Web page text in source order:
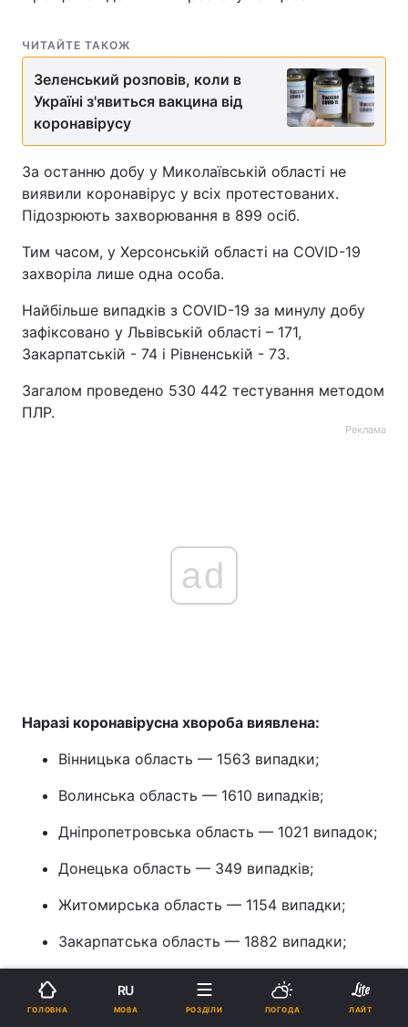
ЧИТАЙТЕ ТАКОЖ
Зеленський розповів, коли в
Україні з'явиться вакцина від
коронавірусу
За останню добу у Миколаївській області не
виявили коронавірус у всіх протестованих.
Підозрюють захворювання в 899 осіб.
Тим часом, у Херсонській області на COVID-19
захворіла лише одна особа.
Найбільше випадків з COVID-19 за минулу добу
зафіксовано у Львівській області – 171,
Закарпатській - 74 і Рівненській - 73.
Загалом проведено 530 442 тестування методом
ПЛР.
Реклама
ad
Наразі коронавірусна хвороба виявлена:
Вінницька область — 1563 випадки;
Волинська область — 1610 випадків;
Дніпропетровська область — 1021 випадок;
Донецька область — 349 випадків;
Житомирська область — 1154 випадки;
Закарпатська область — 1882 випадки;
Запорізька область — 541 випадок;
Івано-Франківська область — 1893 випадки;
ГОЛОВНА
RU
МОВА РОЗДІЛИ ПОГОДА ЛАЙТ